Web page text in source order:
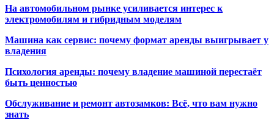
На автомобильном рынке усиливается интерес к
электромобилям и гибридным моделям
Машина как сервис: почему формат аренды выигрывает у
владения
Психология аренды: почему владение машиной перестаёт
быть ценностью
Обслуживание и ремонт автозамков: Всё, что вам нужно
знать